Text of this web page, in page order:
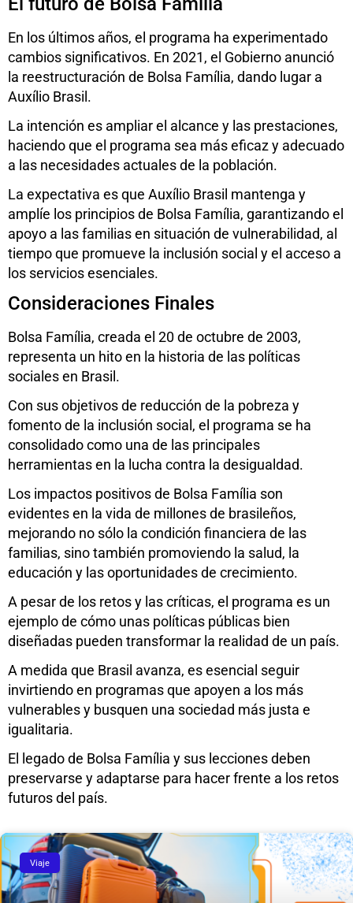
En los últimos años, el programa ha experimentado
cambios significativos. En 2021, el Gobierno anunció
la reestructuración de Bolsa Família, dando lugar a
Auxílio Brasil.
La intención es ampliar el alcance y las prestaciones,
haciendo que el programa sea más eficaz y adecuado
a las necesidades actuales de la población.
La expectativa es que Auxílio Brasil mantenga y
amplíe los principios de Bolsa Família, garantizando el
apoyo a las familias en situación de vulnerabilidad, al
tiempo que promueve la inclusión social y el acceso a
los servicios esenciales.
Consideraciones Finales
Bolsa Família, creada el 20 de octubre de 2003,
representa un hito en la historia de las políticas
sociales en Brasil.
Con sus objetivos de reducción de la pobreza y
fomento de la inclusión social, el programa se ha
consolidado como una de las principales
herramientas en la lucha contra la desigualdad.
Los impactos positivos de Bolsa Família son
evidentes en la vida de millones de brasileños,
mejorando no sólo la condición financiera de las
familias, sino también promoviendo la salud, la
educación y las oportunidades de crecimiento.
A pesar de los retos y las críticas, el programa es un
ejemplo de cómo unas políticas públicas bien
diseñadas pueden transformar la realidad de un país.
A medida que Brasil avanza, es esencial seguir
invirtiendo en programas que apoyen a los más
vulnerables y busquen una sociedad más justa e
igualitaria.
El legado de Bolsa Família y sus lecciones deben
preservarse y adaptarse para hacer frente a los retos
futuros del país.
Viaje